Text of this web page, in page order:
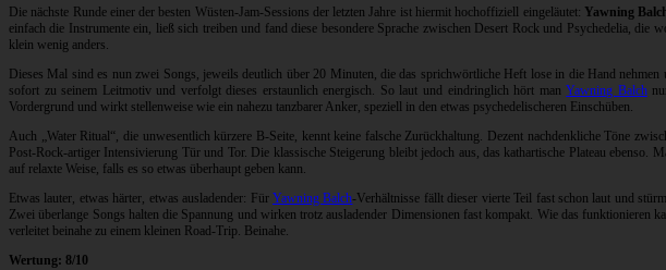
Die nächste Runde einer der besten Wüsten-Jam-Sessions der letzten Jahre ist hiermit hochoffiziell eingeläutet: Yawning
einfach die Instrumente ein, ließ sich treiben und fand diese besondere Sprache zwischen Desert Rock und Psychedelia, die
klein wenig anders.
Dieses Mal sind es nun zwei Songs, jeweils deutlich über 20 Minuten, die das sprichwörtliche Heft lose in die Hand
sofort zu seinem Leitmotiv und verfolgt dieses erstaunlich energisch. So laut und eindringlich hört manYawning Balch
Vordergrund und wirkt stellenweise wie ein nahezu tanzbarer Anker, speziell in den etwas psychedelischeren Einschüben.
Auch „Water Ritual“, die unwesentlich kürzere B-Seite, kennt keine falsche Zurückhaltung. Dezent nachdenkliche Töne
Post-Rock-artiger Intensivierung Tür und Tor. Die klassische Steigerung bleibt jedoch aus, das kathartische Plateau
auf relaxte Weise, falls es so etwas überhaupt geben kann.
Etwas lauter, etwas härter, etwas ausladender: FürYawning Balch-Verhältnisse fällt dieser vierte Teil fast schon laut und
Zwei überlange Songs halten die Spannung und wirken trotz ausladender Dimensionen fast kompakt. Wie das
verleitet beinahe zu einem kleinen Road-Trip. Beinahe.
Wertung: 8/10